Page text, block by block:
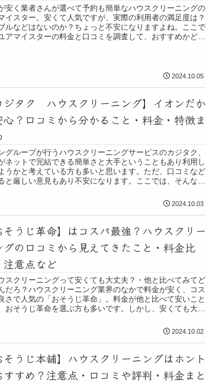
安く業者さんが選べて予約も簡単なハウスクリーニングの
イスター。安くて人気ですが、実際の利用者の満足度は？
ルなどはないのか？ちょっと不安になりますよね。ここで
アマイスターの料金と口コミを調査して、おすすめかどう
2024.10.05
ジタク ハウスクリーニング】イオンだか
心？口コミから分かること・料金・特徴ま
グループが行うハウスクリーニングサービスのカジタク、
ネットで完結できる簡単さと大手ということもあり利用し
うかと考えている方も多いと思います。ただ、口コミなど
と厳しい意見もあり不安になります。ここでは、そんな
2024.10.03
そうじ革命】はコスパ最強？ハウスクリー
グの口コミから見えてきたこと・料金比
注意点など
スクリーニングって安くても大丈夫？・他と比べてみてど
だろ？ハウスクリーニング業界のなかで料金が安く、コス
さで人気の「おそうじ革命」。料金が他と比べて安いこと
おそうじ革命を選ぶ方も多いです。しかし、安くても大丈
2024.10.02
そうじ本舗】ハウスクリーニングはホント
すすめ？注意点・口コミや評判・料金まと